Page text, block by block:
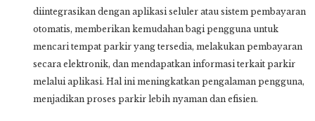
diintegrasikan dengan aplikasi seluler atau sistem pembayaran
otomatis, memberikan kemudahan bagi pengguna untuk
mencari tempat parkir yang tersedia, melakukan pembayaran
secara elektronik, dan mendapatkan informasi terkait parkir
melalui aplikasi. Hal ini meningkatkan pengalaman pengguna,
menjadikan proses parkir lebih nyaman dan efisien.